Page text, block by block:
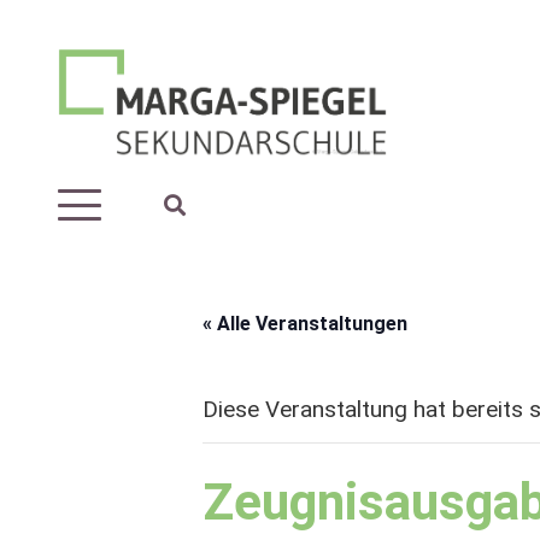
« Alle Veranstaltungen
Diese Veranstaltung hat bereits